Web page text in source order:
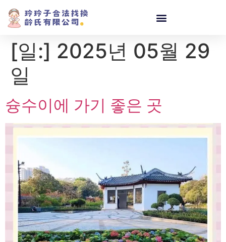
[일:] 2025년 05월 29
일
슝수이에 가기 좋은 곳